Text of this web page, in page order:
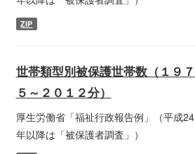
ZIP
世帯類型別被保護世帯数（１９７
５～２０１２分）
厚生労働省「福祉行政報告例」（平成24
年以降は「被保護者調査」）